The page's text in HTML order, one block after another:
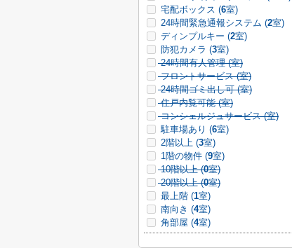
宅配ボックス (6室)
24時間緊急通報システム (2室)
ディンプルキー (2室)
防犯カメラ (3室)
24時間有人管理 (室)
フロントサービス (室)
24時間ゴミ出し可 (室)
住戸内覧可能 (室)
コンシェルジュサービス (室)
駐車場あり (6室)
2階以上 (3室)
1階の物件 (9室)
10階以上 (0室)
20階以上 (0室)
最上階 (1室)
南向き (4室)
角部屋 (4室)